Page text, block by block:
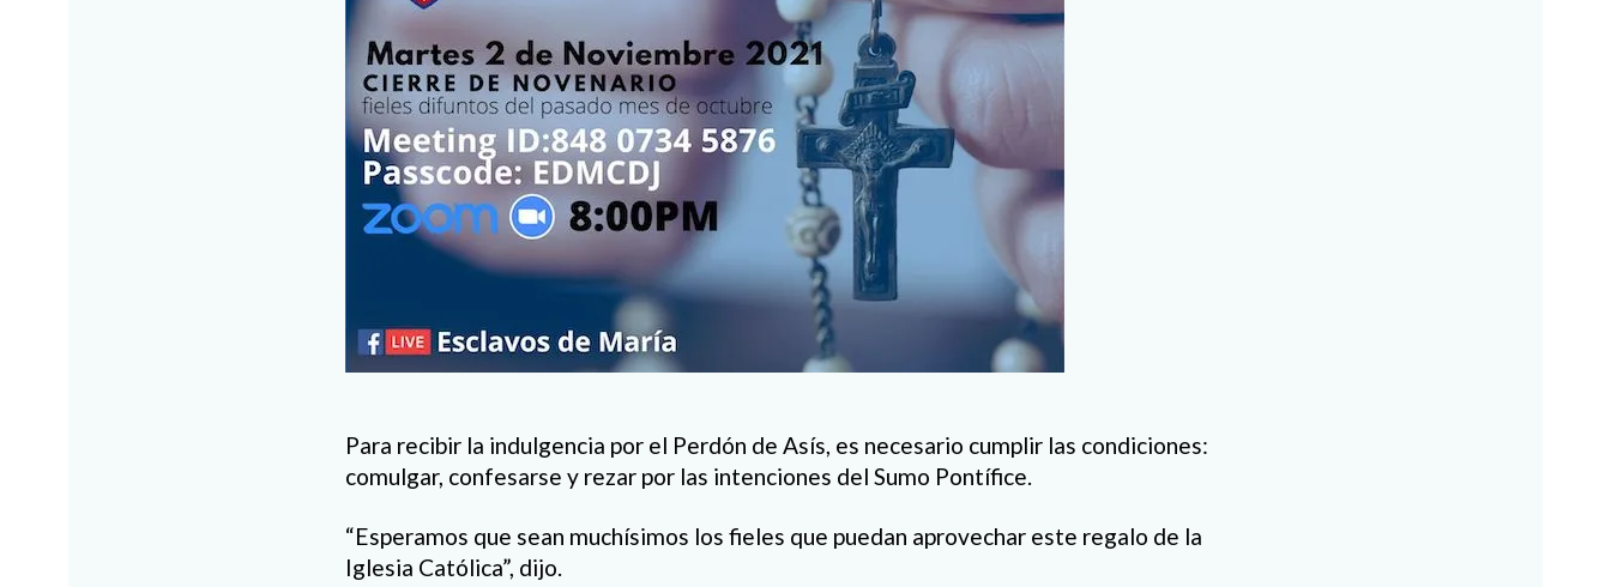
Para recibir la indulgencia por el Perdón de Asís, es necesario cumplir las condiciones:
comulgar, confesarse y rezar por las intenciones del Sumo Pontífice.
“Esperamos que sean muchísimos los fieles que puedan aprovechar este regalo de la
Iglesia Católica”, dijo.